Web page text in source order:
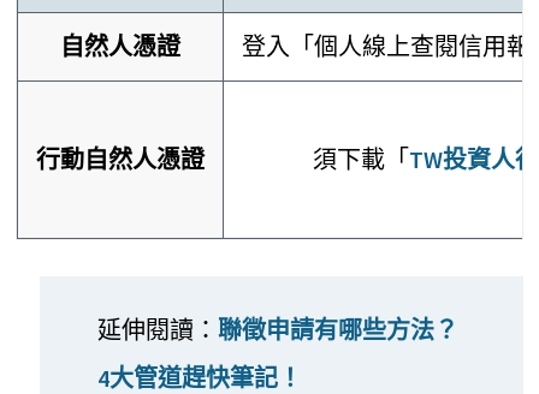
自然人憑證 登入「個人線上查閱信用
行動自然人憑證 須下載「TW投資人
延伸閱讀： 聯徵申請有哪些方法？
4大管道趕快筆記！